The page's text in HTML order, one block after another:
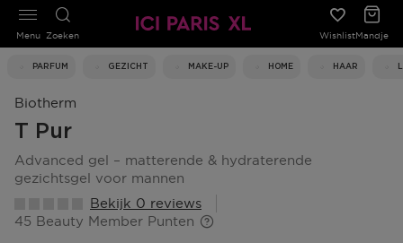
Zoeken WishlistMandje
PARFUM GEZICHT MAKE-UP HOME HAAR
Menu
Biotherm
T Pur
advanced gel – matterende & hydraterende
gezichtsgel voor mannen
Bekijk 0 reviews
45 Beauty Member Punten